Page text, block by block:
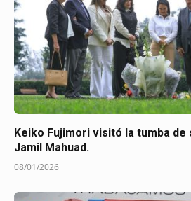
Keiko Fujimori visitó la tumba de
Jamil Mahuad.
08/01/2026